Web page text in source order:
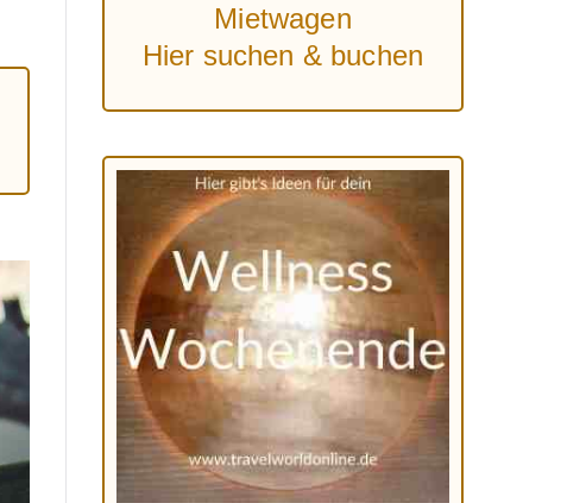
Mietwagen
Hier suchen & buchen